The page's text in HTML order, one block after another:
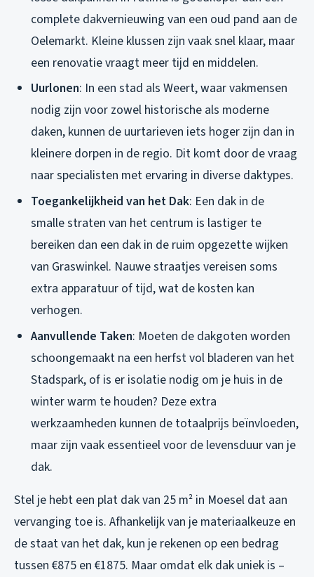
complete dakvernieuwing van een oud pand aan de
Oelemarkt. Kleine klussen zijn vaak snel klaar, maar
een renovatie vraagt meer tijd en middelen.
Uurlonen: In een stad als Weert, waar vakmensen
nodig zijn voor zowel historische als moderne
daken, kunnen de uurtarieven iets hoger zijn dan in
kleinere dorpen in de regio. Dit komt door de vraag
naar specialisten met ervaring in diverse daktypes.
Toegankelijkheid van het Dak: Een dak in de
smalle straten van het centrum is lastiger te
bereiken dan een dak in de ruim opgezette wijken
van Graswinkel. Nauwe straatjes vereisen soms
extra apparatuur of tijd, wat de kosten kan
verhogen.
Aanvullende Taken: Moeten de dakgoten worden
schoongemaakt na een herfst vol bladeren van het
Stadspark, of is er isolatie nodig om je huis in de
winter warm te houden? Deze extra
werkzaamheden kunnen de totaalprijs beïnvloeden,
maar zijn vaak essentieel voor de levensduur van je
dak.
Stel je hebt een plat dak van 25 m² in Moesel dat aan
vervanging toe is. Afhankelijk van je materiaalkeuze en
de staat van het dak, kun je rekenen op een bedrag
tussen €875 en €1875. Maar omdat elk dak uniek is –